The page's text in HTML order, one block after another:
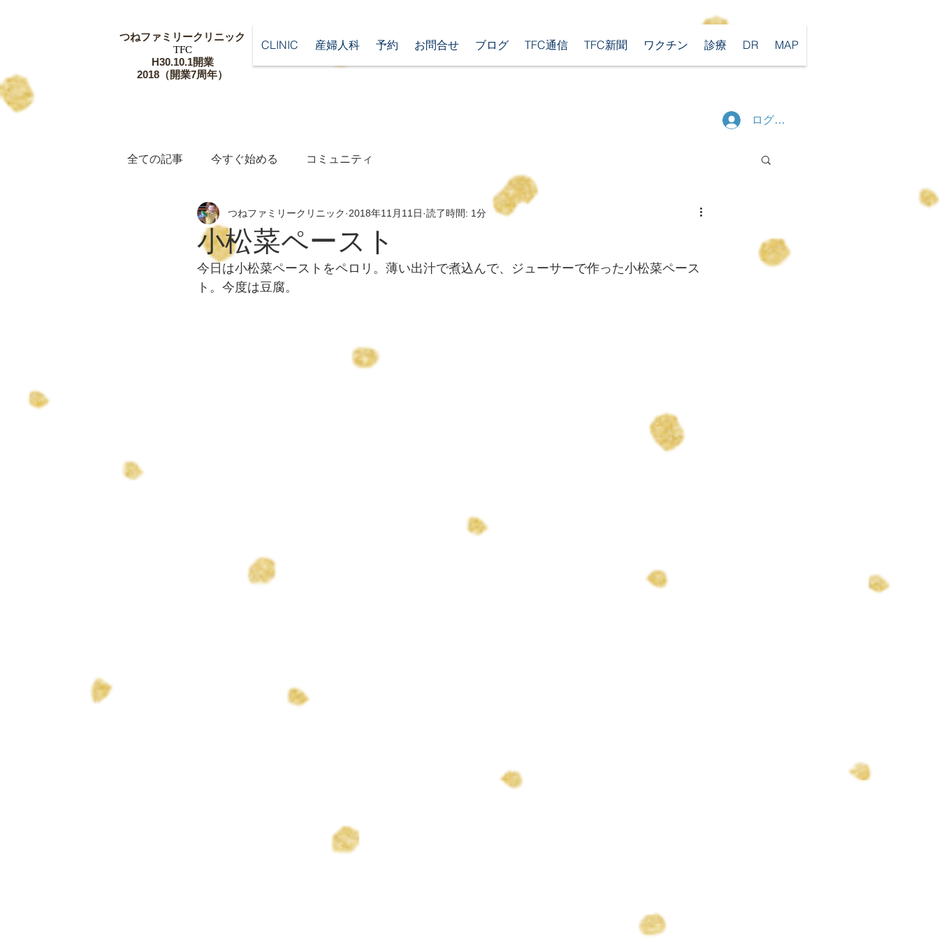
つねファミリークリニック
​TFC
​H30.10.1開業
​2018（開業7周年）
CLINIC 産婦人科 予約 お問合せ ブログ TFC通信 TFC新聞 ワクチン 診療 DR MAP
ログイン
全ての記事 今すぐ始める コミュニティ
小松菜ペースト
つねファミリークリニック 2018年11月11日 読了時間: 1分
今日は小松菜ペーストをペロリ。薄い出汁で煮込んで、ジューサーで作った小松菜ペース
ト。今度は豆腐。